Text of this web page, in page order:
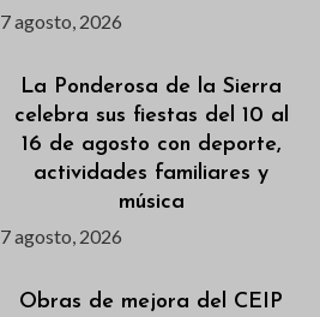
7 agosto, 2026
La Ponderosa de la Sierra
celebra sus fiestas del 10 al
16 de agosto con deporte,
actividades familiares y
música
7 agosto, 2026
Obras de mejora del CEIP